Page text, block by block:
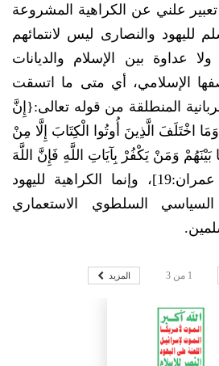
علني عن الكراهية المشروعة
لليهود والنصارى ليس لانتمائهم
عداوة بين الإسلام والديانات
الإسلامي، أي متى ما اتسقت
المنطلقة من قوله تعالى:{إِنَّ
اخْتَلَفَ الَّذِينَ أُوتُوا الْكِتَابَ إِلَّا مِنْ
بَيْنَهُمْ وَمَنْ يَكْفُرْ بِآيَاتِ اللَّهِ فَإِنَّ اللَّهَ
سَرِيعُ الْحِسَابِ} [آل عمران:19]، وإنما الكراهية لليهود
السياسي السلطوي الاستعماري
1 من3 المزيد